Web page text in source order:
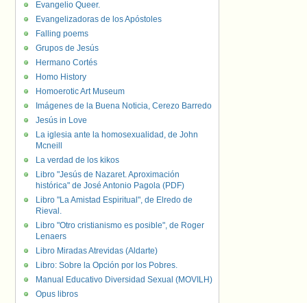
Evangelio Queer.
Evangelizadoras de los Apóstoles
Falling poems
Grupos de Jesús
Hermano Cortés
Homo History
Homoerotic Art Museum
Imágenes de la Buena Noticia, Cerezo Barredo
Jesús in Love
La iglesia ante la homosexualidad, de John
Mcneill
La verdad de los kikos
Libro "Jesús de Nazaret. Aproximación
histórica" de José Antonio Pagola (PDF)
Libro "La Amistad Espiritual", de Elredo de
Rieval.
Libro "Otro cristianismo es posible", de Roger
Lenaers
Libro Miradas Atrevidas (Aldarte)
Libro: Sobre la Opción por los Pobres.
Manual Educativo Diversidad Sexual (MOVILH)
Opus libros